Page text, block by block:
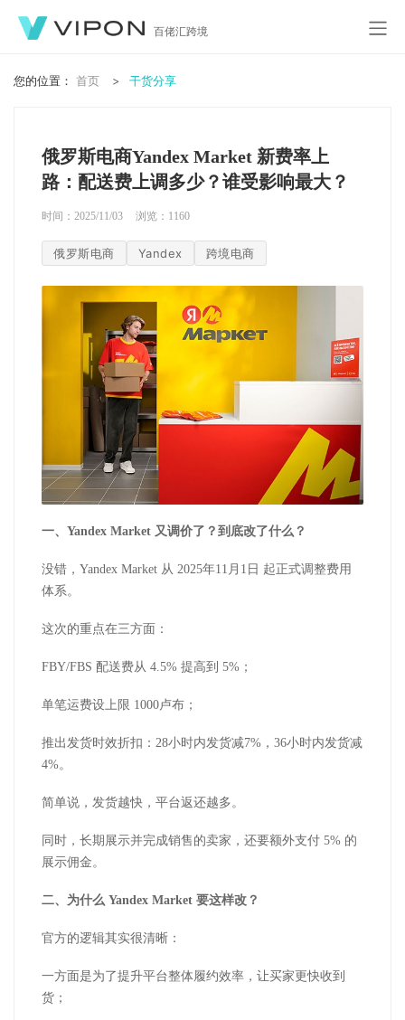
百佬汇跨境
您的位置： 首页 干货分享
俄罗斯电商Yandex Market 新费率上
路：配送费上调多少？谁受影响最大？
时间：2025/11/03 浏览： 1160
俄罗斯电商 Yandex 跨境电商
一、Yandex Market 又调价了？到底改了什么？
没错，Yandex Market 从 2025年11月1日 起正式调整费用
体系。
这次的重点在三方面：
FBY/FBS 配送费从 4.5% 提高到 5%；
单笔运费设上限 1000卢布；
推出发货时效折扣：28小时内发货减7%，36小时内发货减
4%。
简单说，发货越快，平台返还越多。
同时，长期展示并完成销售的卖家，还要额外支付 5% 的
展示佣金。
二、为什么 Yandex Market 要这样改？
官方的逻辑其实很清晰：
一方面是为了提升平台整体履约效率，让买家更快收到
货；